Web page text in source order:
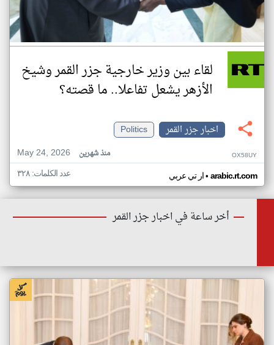
لقاء بين وزير خارجية جزر القمر وشيخ
الأزهر يشعل تفاعلا.. ما قصته؟
اخبار جزر القمر
Politics
May 24, 2026
منذ شهرين OX58UY
ار تي عربي• arabic.rt.com عدد الكلمات: ٣٢٨
أخر ساعة في اخبار جزر القمر